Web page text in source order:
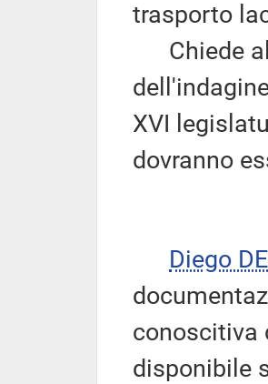
trasporto
Chiede
XVI
dovranno
Diego
conoscitiva
disponibile